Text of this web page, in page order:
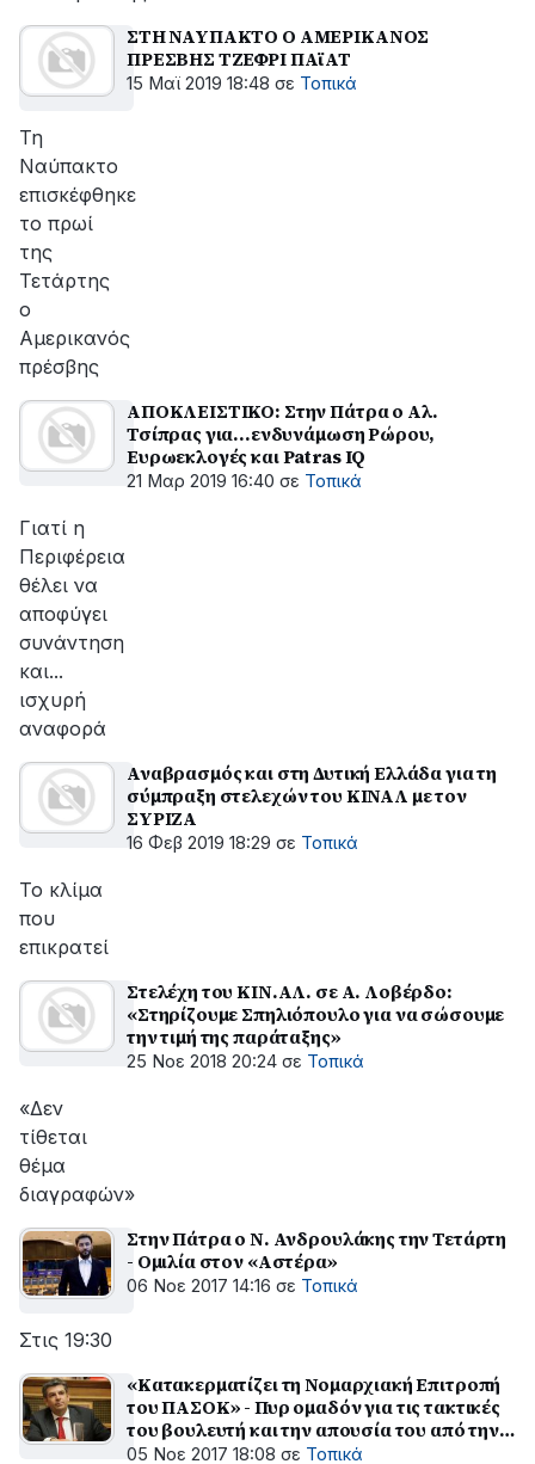
ΣΤΗ ΝΑΥΠΑΚΤΟ Ο ΑΜΕΡΙΚΑΝΟΣ
ΠΡΕΣΒΗΣ ΤΖΕΦΡΙ ΠΑϊΑΤ
15 Μαϊ 2019 18:48 σε Τοπικά
Τη
Ναύπακτο
επισκέφθηκε
το πρωί
της
Τετάρτης
ο
Αμερικανός
πρέσβης
ΑΠΟΚΛΕΙΣΤΙΚΟ: Στην Πάτρα ο Αλ.
Τσίπρας για...ενδυνάμωση Ρώρου,
Ευρωεκλογές και Patras IQ
21 Μαρ 2019 16:40 σε Τοπικά
Γιατί η
Περιφέρεια
θέλει να
αποφύγει
συνάντηση
και...
ισχυρή
αναφορά
Αναβρασμός και στη Δυτική Ελλάδα για τη
σύμπραξη στελεχών του ΚΙΝΑΛ με τον
ΣΥΡΙΖΑ
16 Φεβ 2019 18:29 σε Τοπικά
Το κλίμα
που
επικρατεί
Στελέχη του ΚΙΝ.ΑΛ. σε Α. Λοβέρδο:
«Στηρίζουμε Σπηλιόπουλο για να σώσουμε
την τιμή της παράταξης»
25 Νοε 2018 20:24 σε Τοπικά
«Δεν
τίθεται
θέμα
διαγραφών»
Στην Πάτρα ο Ν. Ανδρουλάκης την Τετάρτη
- Ομιλία στον «Αστέρα»
06 Νοε 2017 14:16 σε Τοπικά
Στις 19:30
«Kατακερματίζει τη Νομαρχιακή Επιτροπή
του ΠΑΣΟΚ» - Πυρ ομαδόν για τις τακτικές
του βουλευτή και την απουσία του από την
Αχαϊα
05 Νοε 2017 18:08 σε Τοπικά